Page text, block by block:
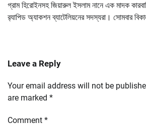
গ্রাম হিরোইনসহ জিয়ারুল ইসলাম নানে এক মাদক
র‌্যাপিড অ্যাকশন ব্যাটেলিয়নের সদস্যরা। সোমবার
Leave a Reply
Your email address will not be
are marked *
Comment *